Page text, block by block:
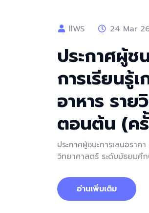
llWS 24 Mar
ประกาศผู้ช
การเรียนรู้
อาหาร รา
ตอนต้น (ครั้
ประกาศผู้ชนะการเสนอรา
วิทยาศาสตร์ ระดับมัธยมศึ
อ่านเพิ่มเติม